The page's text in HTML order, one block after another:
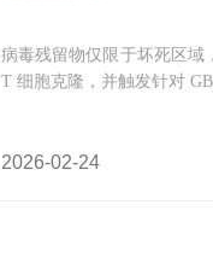
病毒残留物仅限于坏死区域
T 细胞克隆，并触发针对
2026-02-24